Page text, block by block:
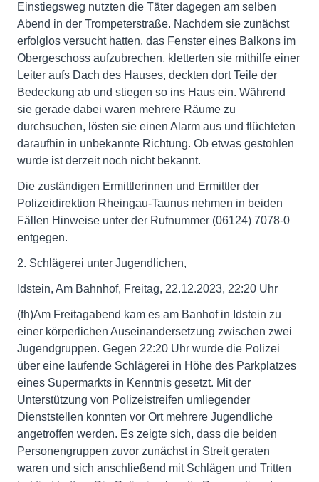
Einstiegsweg nutzten die Täter dagegen am selben
Abend in der Trompeterstraße. Nachdem sie zunächst
erfolglos versucht hatten, das Fenster eines Balkons im
Obergeschoss aufzubrechen, kletterten sie mithilfe einer
Leiter aufs Dach des Hauses, deckten dort Teile der
Bedeckung ab und stiegen so ins Haus ein. Während
sie gerade dabei waren mehrere Räume zu
durchsuchen, lösten sie einen Alarm aus und flüchteten
daraufhin in unbekannte Richtung. Ob etwas gestohlen
wurde ist derzeit noch nicht bekannt.
Die zuständigen Ermittlerinnen und Ermittler der
Polizeidirektion Rheingau-Taunus nehmen in beiden
Fällen Hinweise unter der Rufnummer (06124) 7078-0
entgegen.
2. Schlägerei unter Jugendlichen,
Idstein, Am Bahnhof, Freitag, 22.12.2023, 22:20 Uhr
(fh)Am Freitagabend kam es am Banhof in Idstein zu
einer körperlichen Auseinandersetzung zwischen zwei
Jugendgruppen. Gegen 22:20 Uhr wurde die Polizei
über eine laufende Schlägerei in Höhe des Parkplatzes
eines Supermarkts in Kenntnis gesetzt. Mit der
Unterstützung von Polizeistreifen umliegender
Dienststellen konnten vor Ort mehrere Jugendliche
angetroffen werden. Es zeigte sich, dass die beiden
Personengruppen zuvor zunächst in Streit geraten
waren und sich anschließend mit Schlägen und Tritten